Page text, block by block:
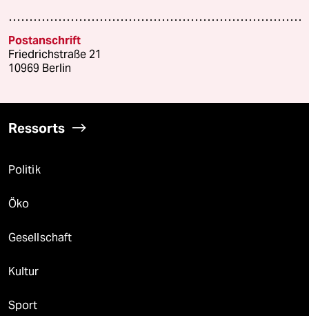
Postanschrift
Friedrichstraße 21
10969 Berlin
Ressorts
Politik
Öko
Gesellschaft
Kultur
Sport